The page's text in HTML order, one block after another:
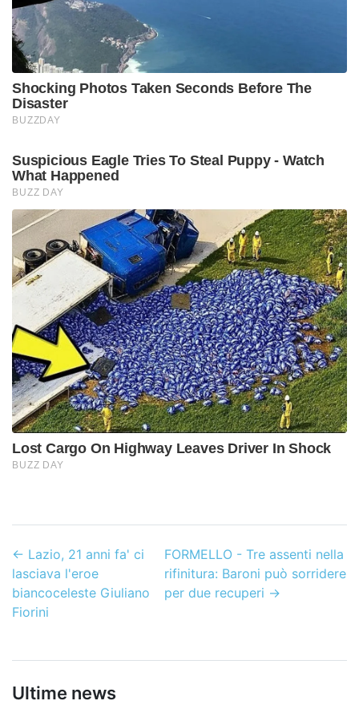
← Lazio, 21 anni fa' ci
lasciava l'eroe
biancoceleste Giuliano
Fiorini
FORMELLO - Tre assenti nella
rifinitura: Baroni può sorridere
per due recuperi →
Ultime news